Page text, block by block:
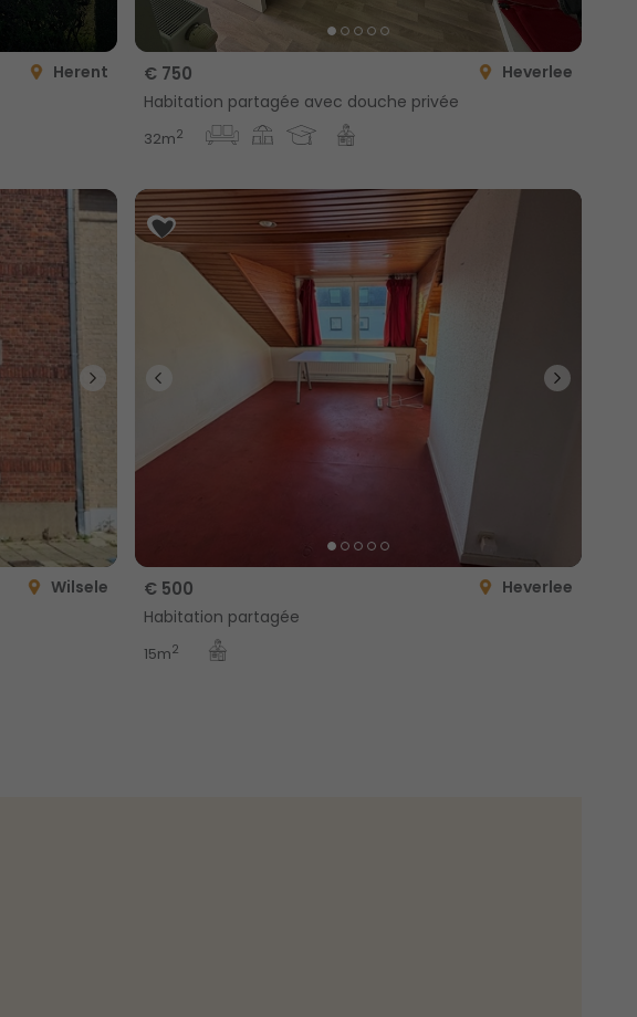
Herent
€ 750
Heverlee
Habitation partagée avec douche privée
32m2
Wilsele
€ 500
Heverlee
Habitation partagée
15m2